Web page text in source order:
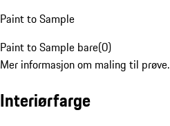
Paint to Sample
Paint to Sample bare(0)
Mer informasjon om maling til prøve.
Interiørfarge